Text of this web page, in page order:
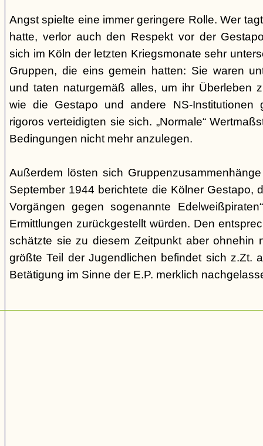
Angst spielte eine immer geringere Rolle. Wer
hatte, verlor auch den Respekt vor der
sich im Köln der letzten Kriegsmonate sehr
Gruppen, die eins gemein hatten: Sie waren
und taten naturgemäß alles, um ihr Überleben
wie die Gestapo und andere NS-Institutionen
rigoros verteidigten sie sich. „Normale“
Bedingungen nicht mehr anzulegen.
Außerdem lösten sich
September 1944 berichtete die Kölner Gestapo,
Vorgängen gegen sogenannte
Ermittlungen zurückgestellt würden. Den
schätzte sie zu diesem Zeitpunkt aber ohnehin
größte Teil der Jugendlichen befindet sich z.Zt.
Betätigung im Sinne der E.P. merklich